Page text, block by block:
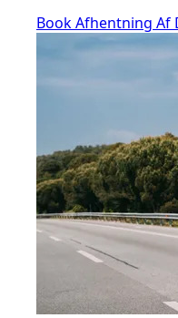
Book Afhentning Af